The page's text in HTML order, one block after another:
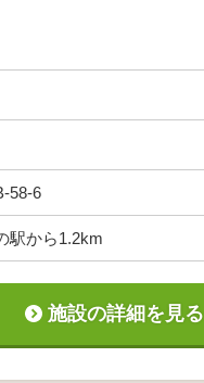
58-6
駅から1.2km
施設の詳細を見る